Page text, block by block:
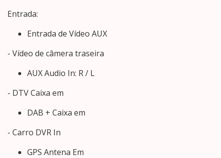
Entrada:
Entrada de Vídeo AUX
- Vídeo de câmera traseira
AUX Audio In: R / L
- DTV Caixa em
DAB + Caixa em
- Carro DVR In
GPS Antena Em